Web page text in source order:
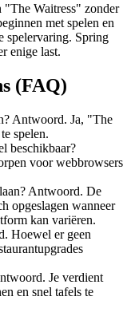
"The Waitress" zonder
met spelen en
spelervaring. Spring
enige last.
(FAQ)
Antwoord. Ja, "The
spelen.
beschikbaar?
voor webbrowsers
Antwoord. De
opgeslagen wanneer
kan variëren.
Hoewel er geen
Je verdient
en snel tafels te